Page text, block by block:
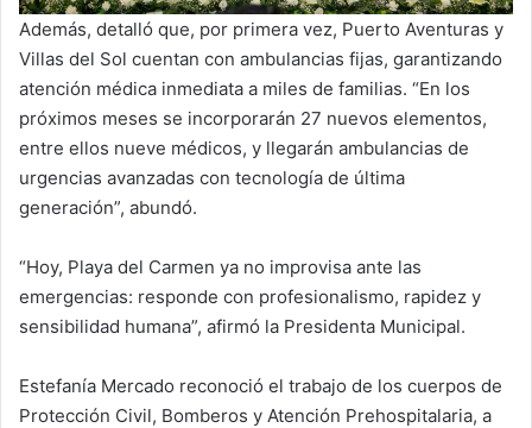
Además, detalló que, por primera vez, Puerto Aventuras y
Villas del Sol cuentan con ambulancias fijas, garantizando
atención médica inmediata a miles de familias. “En los
próximos meses se incorporarán 27 nuevos elementos,
entre ellos nueve médicos, y llegarán ambulancias de
urgencias avanzadas con tecnología de última
generación”, abundó.
“Hoy, Playa del Carmen ya no improvisa ante las
emergencias: responde con profesionalismo, rapidez y
sensibilidad humana”, afirmó la Presidenta Municipal.
Estefanía Mercado reconoció el trabajo de los cuerpos de
Protección Civil, Bomberos y Atención Prehospitalaria, a